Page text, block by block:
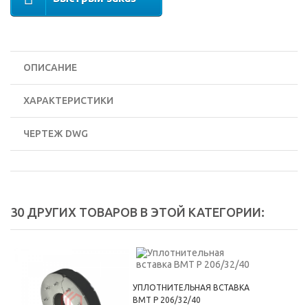
ОПИСАНИЕ
ХАРАКТЕРИСТИКИ
ЧЕРТЕЖ DWG
30 ДРУГИХ ТОВАРОВ В ЭТОЙ КАТЕГОРИИ:
УПЛОТНИТЕЛЬНАЯ ВСТАВКА
ВМТ Р 206/32/40